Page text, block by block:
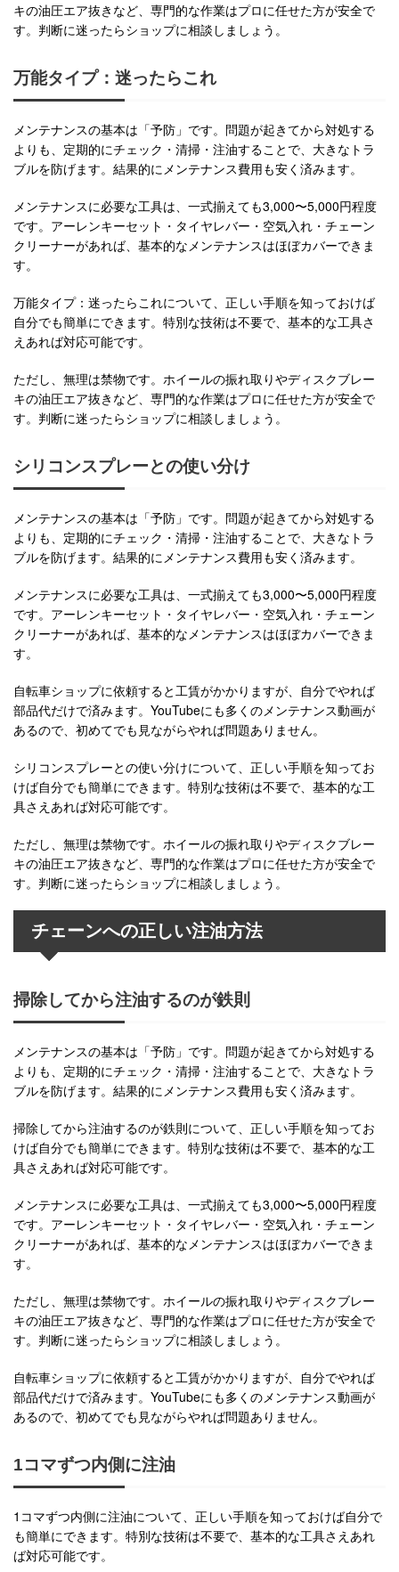
キの油圧エア抜きなど、専門的な作業はプロに任せた方が安全で
す。判断に迷ったらショップに相談しましょう。
万能タイプ：迷ったらこれ
メンテナンスの基本は「予防」です。問題が起きてから対処する
よりも、定期的にチェック・清掃・注油することで、大きなトラ
ブルを防げます。結果的にメンテナンス費用も安く済みます。
メンテナンスに必要な工具は、一式揃えても3,000〜5,000円程度
です。アーレンキーセット・タイヤレバー・空気入れ・チェーン
クリーナーがあれば、基本的なメンテナンスはほぼカバーできま
す。
万能タイプ：迷ったらこれについて、正しい手順を知っておけば
自分でも簡単にできます。特別な技術は不要で、基本的な工具さ
えあれば対応可能です。
ただし、無理は禁物です。ホイールの振れ取りやディスクブレー
キの油圧エア抜きなど、専門的な作業はプロに任せた方が安全で
す。判断に迷ったらショップに相談しましょう。
シリコンスプレーとの使い分け
メンテナンスの基本は「予防」です。問題が起きてから対処する
よりも、定期的にチェック・清掃・注油することで、大きなトラ
ブルを防げます。結果的にメンテナンス費用も安く済みます。
メンテナンスに必要な工具は、一式揃えても3,000〜5,000円程度
です。アーレンキーセット・タイヤレバー・空気入れ・チェーン
クリーナーがあれば、基本的なメンテナンスはほぼカバーできま
す。
自転車ショップに依頼すると工賃がかかりますが、自分でやれば
部品代だけで済みます。YouTubeにも多くのメンテナンス動画が
あるので、初めてでも見ながらやれば問題ありません。
シリコンスプレーとの使い分けについて、正しい手順を知ってお
けば自分でも簡単にできます。特別な技術は不要で、基本的な工
具さえあれば対応可能です。
ただし、無理は禁物です。ホイールの振れ取りやディスクブレー
キの油圧エア抜きなど、専門的な作業はプロに任せた方が安全で
す。判断に迷ったらショップに相談しましょう。
チェーンへの正しい注油方法
掃除してから注油するのが鉄則
メンテナンスの基本は「予防」です。問題が起きてから対処する
よりも、定期的にチェック・清掃・注油することで、大きなトラ
ブルを防げます。結果的にメンテナンス費用も安く済みます。
掃除してから注油するのが鉄則について、正しい手順を知ってお
けば自分でも簡単にできます。特別な技術は不要で、基本的な工
具さえあれば対応可能です。
メンテナンスに必要な工具は、一式揃えても3,000〜5,000円程度
です。アーレンキーセット・タイヤレバー・空気入れ・チェーン
クリーナーがあれば、基本的なメンテナンスはほぼカバーできま
す。
ただし、無理は禁物です。ホイールの振れ取りやディスクブレー
キの油圧エア抜きなど、専門的な作業はプロに任せた方が安全で
す。判断に迷ったらショップに相談しましょう。
自転車ショップに依頼すると工賃がかかりますが、自分でやれば
部品代だけで済みます。YouTubeにも多くのメンテナンス動画が
あるので、初めてでも見ながらやれば問題ありません。
1コマずつ内側に注油
1コマずつ内側に注油について、正しい手順を知っておけば自分で
も簡単にできます。特別な技術は不要で、基本的な工具さえあれ
ば対応可能です。